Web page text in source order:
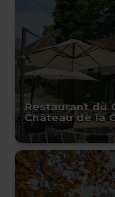
Restaurant du
Château de la